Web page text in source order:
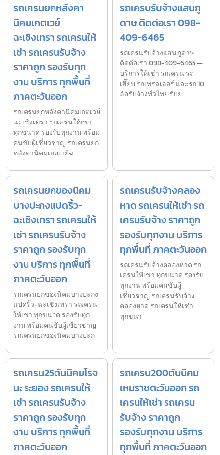
รถเครนยกหลังคา
นิคมเกตเวย์
ฉะเชิงเทรา รถเครนให้
เช่า รถเครนรับจ้าง
ราคาถูก รองรับทุก
งาน บริการ ทุกพื้นที่
ภาคตะวันออก
รถเครนยกหลังคานิคมเกตเวย์
ฉะเชิงเทรา รถเครนให้เช่า
ทุกขนาด รองรับทุกงาน พร้อม
คนขับผู้เชี่ยวชาญ รถเครนยก
หลังคานิคมเกตเวย์ฉ
รถเครนรับจ้างแสนภู
ดาษ ติดต่อเรา 098-
409-6465
รถเครนรับจ้างแสนภูดาษ
ติดต่อเรา 098-409-6465 —
บริการให้เช่า รถเครน รถ
เฮี๊ยบ รถเทรลเลอร์ และรถ 10
ล้อรับจ้างทั่วไทย รับย
รถเครนยกของนิคม
บางปะกงแปดริ้ว-
ฉะเชิงเทรา รถเครนให้
เช่า รถเครนรับจ้าง
ราคาถูก รองรับทุก
งาน บริการ ทุกพื้นที่
ภาคตะวันออก
รถเครนยกของนิคมบางปะกง
แปดริ้ว-ฉะเชิงเทรา รถเครน
ให้เช่า ทุกขนาด รองรับทุก
งาน พร้อมคนขับผู้เชี่ยวชาญ
รถเครนยกของนิคมบางปะก
รถเครนรับจ้างคลอง
หาด รถเครนให้เช่า รถ
เครนรับจ้าง ราคาถูก
รองรับทุกงาน บริการ
ทุกพื้นที่ ภาคตะวันออก
รถเครนรับจ้างคลองหาด รถ
เครนให้เช่า ทุกขนาด รองรับ
ทุกงาน พร้อมคนขับผู้
เชี่ยวชาญ รถเครนรับจ้าง
คลองหาด รถเครนให้เช่า
ทุกขนา
รถเครน25ตันนิคมโรจ
นะ ระยอง รถเครนให้
เช่า รถเครนรับจ้าง
ราคาถูก รองรับทุก
งาน บริการ ทุกพื้นที่
ภาคตะวันออก
รถเครน200ตันนิคม
เหมราชตะวันออก รถ
เครนให้เช่า รถเครน
รับจ้าง ราคาถูก
รองรับทุกงาน บริการ
ทุกพื้นที่ ภาคตะวันออก